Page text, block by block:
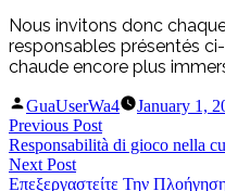
Nous invitons donc
responsables présentés
chaude encore plus
Posted
by
GuaUserWa4 January 1,
Post
navigation
Previous PostPrevious
post:
Responsabilità di gioco nella
Next PostNext
post:
Επεξεργαστείτε Την